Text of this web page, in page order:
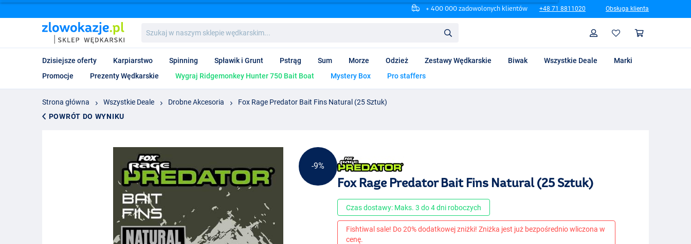
+ 400 000 zadowolonych klientów +48 71 8811020 Obsługa klienta
w
naszym
wędkarskim...
Profil
Dzisiejsze oferty Karpiarstwo Spinning Spławik i Grunt Pstrąg Sum Morze Odzież Zestawy Wędkarskie Biwak Wszystkie Deale
Marki
Promocje
Prezenty Wędkarskie Wygraj Ridgemonkey Hunter 750 Bait Boat Mystery Box Pro staffers
Strona główna Wszystkie Deale Drobne Akcesoria
Fox Rage Predator Bait Fins Natural (25 Sztuk)
POWRÓT DO WYNIKU
-9%
Fox Rage Predator Bait Fins Natural (25 Sztuk)
Czas dostawy: Maks. 3 do 4 dni roboczych
Fishtiwal sale! Do 20% dodatkowej zniżki! Zniżka jest już bezpośrednio wliczona w
cenę.